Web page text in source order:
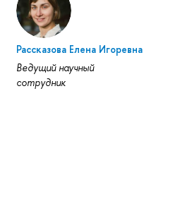
Рассказова Елена Игоревна
Ведущий научный
сотрудник